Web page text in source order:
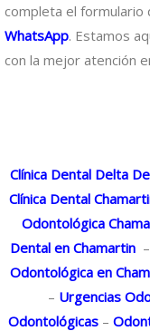
completa el formulario
WhatsApp. Estamos
con la mejor atención
Clínica Dental Delta
Clínica Dental
Odontológica
Dental en Chamartin –
Odontológica en
– Urgencias
Odontológicas–